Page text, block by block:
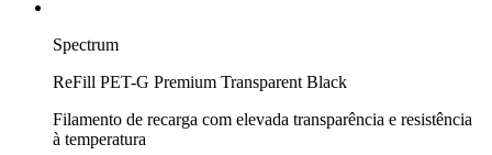
Spectrum
ReFill PET-G Premium Transparent Black
Filamento de recarga com elevada transparência e resistência
à temperatura